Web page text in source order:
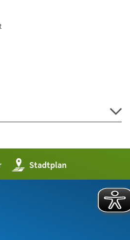
Stadtplan
(Öffnet
in
einem